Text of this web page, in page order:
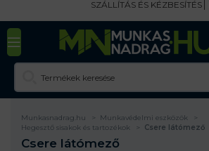
SZÁLLÍTÁS ÉS KÉZBESÍTÉS
Munkasnadrag.hu
Munkavédelmi eszközök
Hegesztő sisakok és tartozékok
Csere látómező
Csere látómező